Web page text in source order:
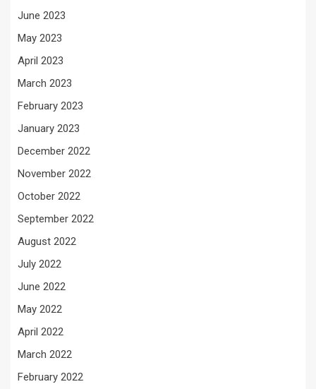
June 2023
May 2023
April 2023
March 2023
February 2023
January 2023
December 2022
November 2022
October 2022
September 2022
August 2022
July 2022
June 2022
May 2022
April 2022
March 2022
February 2022